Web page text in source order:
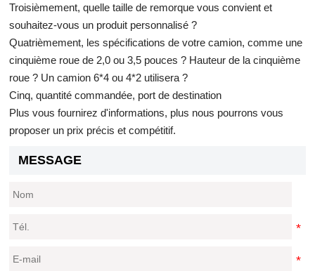
Troisièmement, quelle taille de remorque vous convient et
souhaitez-vous un produit personnalisé ?
Quatrièmement, les spécifications de votre camion, comme une
cinquième roue de 2,0 ou 3,5 pouces ? Hauteur de la cinquième
roue ? Un camion 6*4 ou 4*2 utilisera ?
Cinq, quantité commandée, port de destination
Plus vous fournirez d'informations, plus nous pourrons vous
proposer un prix précis et compétitif.
MESSAGE